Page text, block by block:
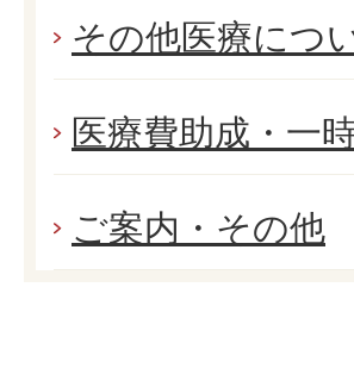
その他医療につ
医療費助成・一
ご案内・その他